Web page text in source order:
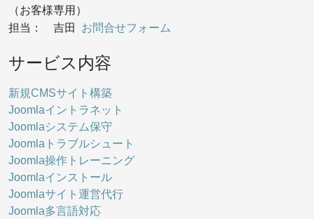
（お客様専用）
担当： 吉田 お問合せフォーム
サービス内容
新規CMSサイト構築
Joomlaイントラネット
Joomlaシステム保守
Joomlaトラブルシュート
Joomla操作トレーニング
Joomlaインストール
Joomlaサイト運営代行
Joomla多言語対応